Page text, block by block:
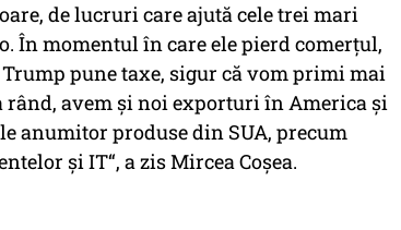
de lucruri care ajută cele trei mari
În momentul în care ele pierd comerțul,
pune taxe, sigur că vom primi mai
avem și noi exporturi în America și
anumitor produse din SUA, precum
și IT“, a zis Mircea Coșea.